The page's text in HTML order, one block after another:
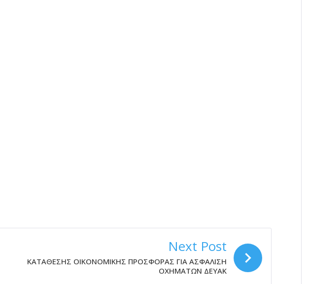
Next Post
ΚΑΤΑΘΕΣΗΣ ΟΙΚΟΝΟΜΙΚΗΣ ΠΡΟΣΦΟΡΑΣ ΓΙΑ ΑΣΦΑΛΙΣΗ
ΟΧΗΜΑΤΩΝ ΔΕΥΑΚ